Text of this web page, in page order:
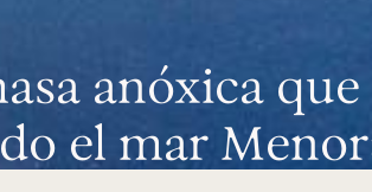
anóxica
el mar